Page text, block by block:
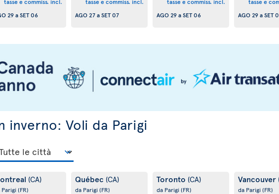
tasse e commiss. incl.
29aSET 06
tasse e commiss. incl.
AGO 27aSET 07
tasse e commiss. incl.
AGO 29aSET 06
tasse e
AGO 29aSET
inverno: Voli da Parigi
(CA)
Parigi(FR)
Québec (CA)
da Parigi(FR)
Toronto (CA)
da Parigi(FR)
Vancouver
da Parigi(FR)